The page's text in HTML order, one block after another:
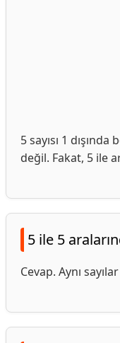
5 sayısı 1
değil. Fakat, 5 ile
5 ile 5
Cevap. Aynı